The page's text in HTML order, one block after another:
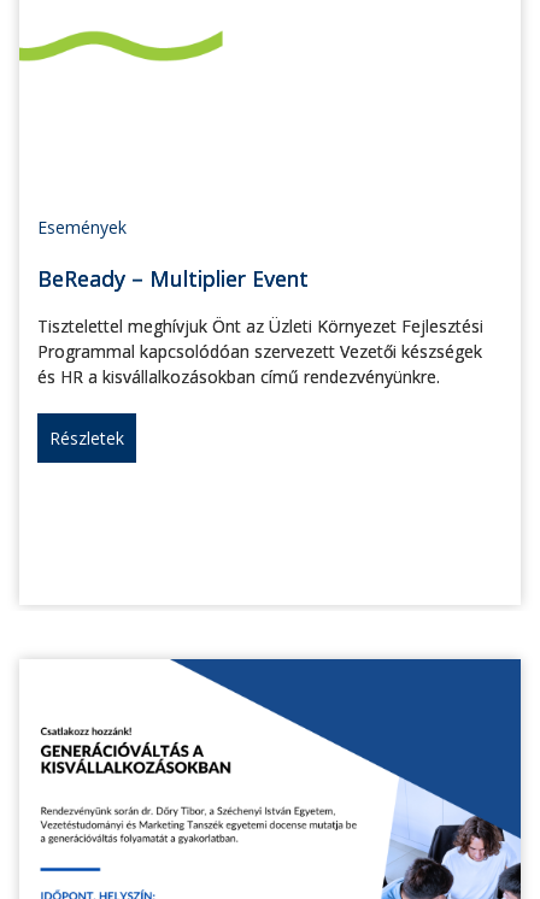
Események
BeReady – Multiplier Event
Tisztelettel meghívjuk Önt az Üzleti Környezet Fejlesztési
Programmal kapcsolódóan szervezett Vezetői készségek
és HR a kisvállalkozásokban című rendezvényünkre.
Részletek